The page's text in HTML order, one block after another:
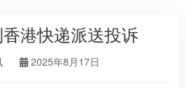
港快递派送投诉
2025年8月17日